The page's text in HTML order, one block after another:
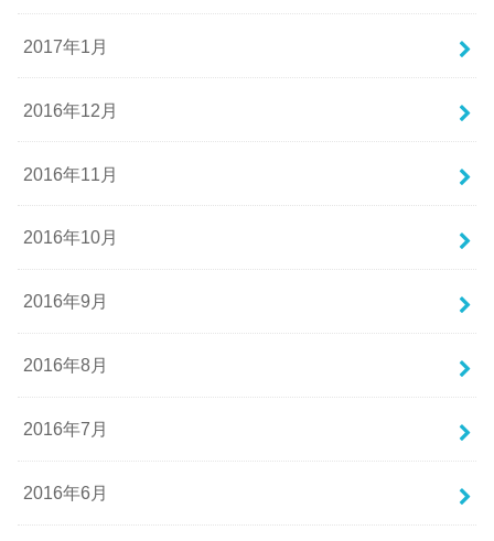
2017年1月
2016年12月
2016年11月
2016年10月
2016年9月
2016年8月
2016年7月
2016年6月